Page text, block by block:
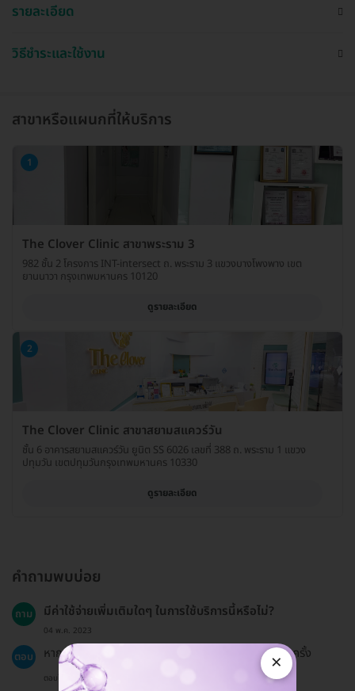
รายละเอียด
วิธีชำระและใช้งาน
สาขาหรือแผนกที่ให้บริการ
1
The Clover Clinic สาขาพระราม 3
982 ชั้น 2 โครงการ INT-intersect ถ. พระราม 3 แขวงบางโพงพาง เขต
ยานนาวา กรุงเทพมหานคร 10120
ดูรายละเอียด
2
The Clover Clinic สาขาสยามสแควร์วัน
ชั้น 6 อาคารสยามสแควร์วัน ยูนิต SS 6026 เลขที่ 388 ถ. พระราม 1 แขวง
ปทุมวัน เขตปทุมวันกรุงเทพมหานคร 10330
ดูรายละเอียด
คำถามพบบ่อย
ถาม มีค่าใช้จ่ายเพิ่มเติมใดๆ ในการใช้บริการนี้หรือไม่?
04 พ.ค. 2023
ตอบ หากต้องการใช้ยาชา จะมีค่าใช้จ่ายเพิ่มเติม 300 บาทต่อครั้ง
ตอบโดยทีมงาน HD
×